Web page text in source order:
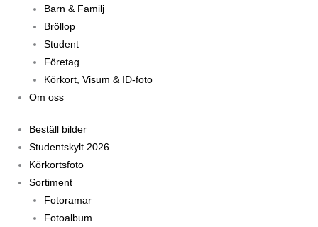
Barn & Familj
Bröllop
Student
Företag
Körkort, Visum & ID-foto
Om oss
Beställ bilder
Studentskylt 2026
Körkortsfoto
Sortiment
Fotoramar
Fotoalbum